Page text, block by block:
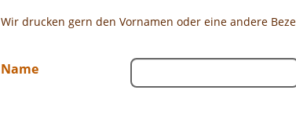
Wir drucken gern den Vornamen oder eine andere
Name